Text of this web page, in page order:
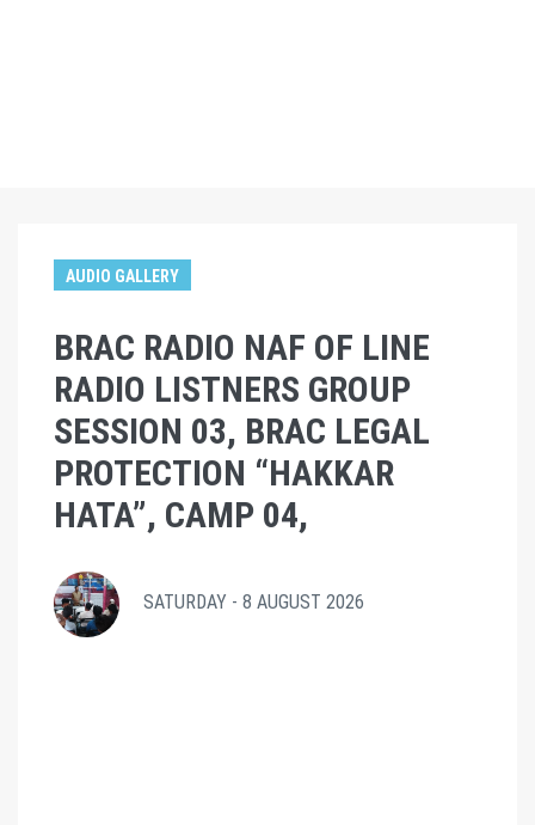
AUDIO GALLERY
BRAC RADIO NAF OF LINE
RADIO LISTNERS GROUP
SESSION 03, BRAC LEGAL
PROTECTION “HAKKAR
HATA”, CAMP 04,
SATURDAY - 8 AUGUST 2026